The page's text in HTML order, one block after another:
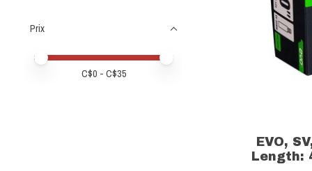
Prix
Prix minimum
Price maximum value
C$0 - C$35
EVO,
Length: